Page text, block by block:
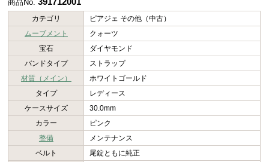
商品No.
カテゴリ
ピアジェ その他（中古）
ムーブメント
クォーツ
宝石
ダイヤモンド
バンドタイプ
ストラップ
材質（メイン）
ホワイトゴールド
タイプ
レディース
ケースサイズ
30.0mm
カラー
ピンク
整備
メンテナンス
ベルト
尾錠ともに純正